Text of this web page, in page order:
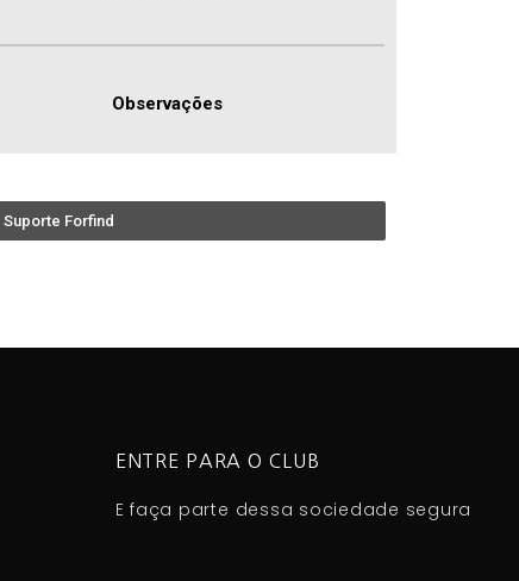
Observações
Suporte Forfind
ENTRE PARA O CLUB
E faça parte dessa sociedade segura